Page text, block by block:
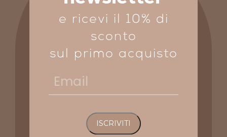
e ricevi il 10% di
sconto
sul primo acquisto